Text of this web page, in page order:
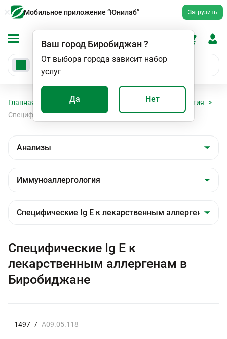
Мобильное приложение “Юнилаб” Загрузить
Ваш город Биробиджан?
От выбора города зависит набор
услуг
Да Нет
Главная Анализы
Иммуноаллергология
Специфические Ig E к лекарственным аллергенам
Специфические Ig E к
лекарственным аллергенам в
Биробиджане
1497 / A09.05.118